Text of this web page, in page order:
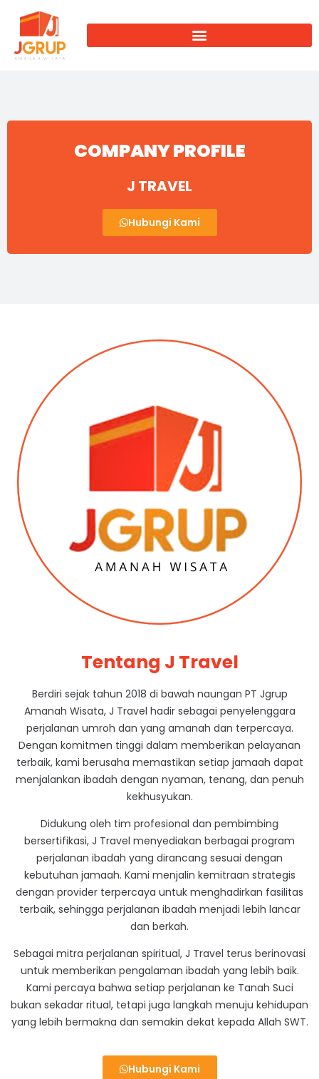
COMPANY PROFILE
J TRAVEL
Hubungi Kami
Tentang J Travel
Berdiri sejak tahun 2018 di bawah naungan PT Jgrup
Amanah Wisata, J Travel hadir sebagai penyelenggara
perjalanan umroh dan yang amanah dan terpercaya.
Dengan komitmen tinggi dalam memberikan pelayanan
terbaik, kami berusaha memastikan setiap jamaah dapat
menjalankan ibadah dengan nyaman, tenang, dan penuh
kekhusyukan.
Didukung oleh tim profesional dan pembimbing
bersertifikasi, J Travel menyediakan berbagai program
perjalanan ibadah yang dirancang sesuai dengan
kebutuhan jamaah. Kami menjalin kemitraan strategis
dengan provider terpercaya untuk menghadirkan fasilitas
terbaik, sehingga perjalanan ibadah menjadi lebih lancar
dan berkah.
Sebagai mitra perjalanan spiritual, J Travel terus berinovasi
untuk memberikan pengalaman ibadah yang lebih baik.
Kami percaya bahwa setiap perjalanan ke Tanah Suci
bukan sekadar ritual, tetapi juga langkah menuju kehidupan
yang lebih bermakna dan semakin dekat kepada Allah SWT.
Hubungi Kami